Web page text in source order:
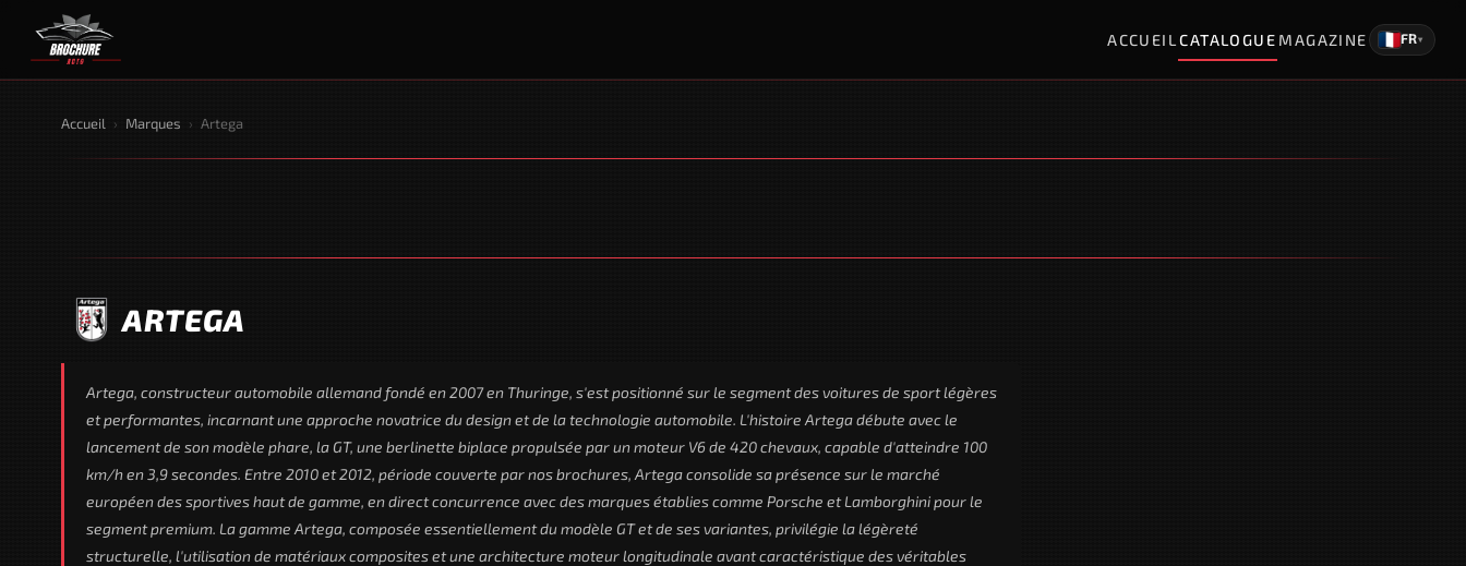
ACCUEILCATALOGUE MAGAZINE FR▾
Accueil › Marques › Artega
ARTEGA
Artega, constructeur automobile allemand fondé en 2007 en Thuringe, s'est positionné sur le segment des voitures de sport légères
et performantes, incarnant une approche novatrice du design et de la technologie automobile. L'histoire Artega débute avec le
lancement de son modèle phare, la GT, une berlinette biplace propulsée par un moteur V6 de 420 chevaux, capable d'atteindre 100
km/h en 3,9 secondes. Entre 2010 et 2012, période couverte par nos brochures, Artega consolide sa présence sur le marché
européen des sportives haut de gamme, en direct concurrence avec des marques établies comme Porsche et Lamborghini pour le
segment premium. La gamme Artega, composée essentiellement du modèle GT et de ses variantes, privilégie la légèreté
structurelle, l'utilisation de matériaux composites et une architecture moteur longitudinale avant caractéristique des véritables